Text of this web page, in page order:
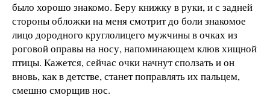
было хорошо знакомо. Беру книжку в руки, и с задней
стороны обложки на меня смотрит до боли знакомое
лицо дородного круглолицего мужчины в очках из
роговой оправы на носу, напоминающем клюв хищной
птицы. Кажется, сейчас очки начнут сползать и он
вновь, как в детстве, станет поправлять их пальцем,
смешно сморщив нос.